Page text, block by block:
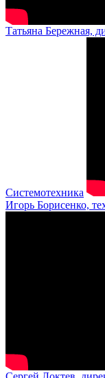
Татьяна Бережная,
Системотехника
Игорь Борисенко,